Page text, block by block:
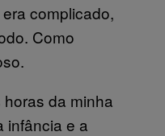
complicado,
Como
da minha
infância e a